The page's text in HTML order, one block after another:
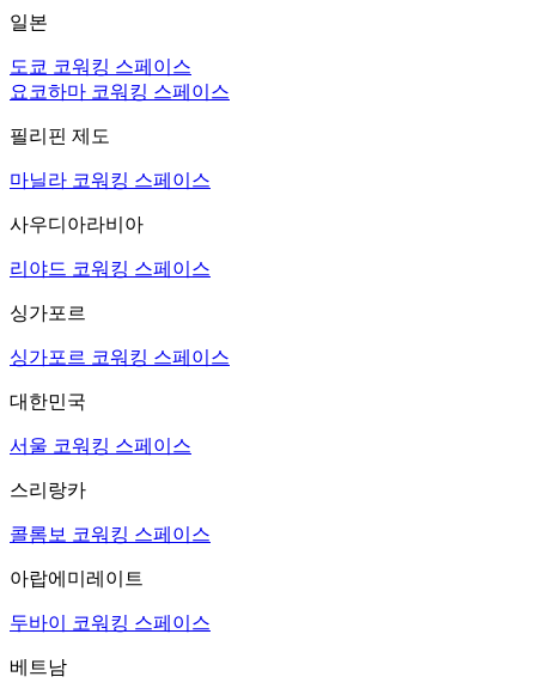
일본
도쿄 코워킹 스페이스
요코하마 코워킹 스페이스
필리핀 제도
마닐라 코워킹 스페이스
사우디아라비아
리야드 코워킹 스페이스
싱가포르
싱가포르 코워킹 스페이스
대한민국
서울 코워킹 스페이스
스리랑카
콜롬보 코워킹 스페이스
아랍에미레이트
두바이 코워킹 스페이스
베트남